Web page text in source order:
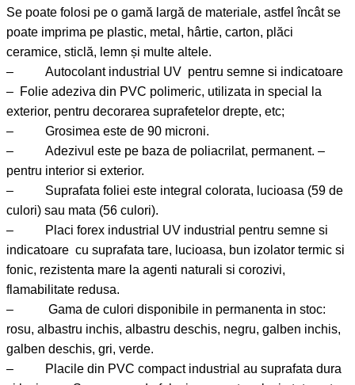
Se poate folosi pe o gamă largă de materiale, astfel încât se
poate imprima pe plastic, metal, hârtie, carton, plăci
ceramice, sticlă, lemn și multe altele.
– Autocolant industrial UV pentru semne si indicatoare
– Folie adeziva din PVC polimeric, utilizata in special la
exterior, pentru decorarea suprafetelor drepte, etc;
– Grosimea este de 90 microni.
– Adezivul este pe baza de poliacrilat, permanent. –
pentru interior si exterior.
– Suprafata foliei este integral colorata, lucioasa (59 de
culori) sau mata (56 culori).
– Placi forex industrial UV industrial pentru semne si
indicatoare cu suprafata tare, lucioasa, bun izolator termic si
fonic, rezistenta mare la agenti naturali si corozivi,
flamabilitate redusa.
– Gama de culori disponibile in permanenta in stoc:
rosu, albastru inchis, albastru deschis, negru, galben inchis,
galben deschis, gri, verde.
– Placile din PVC compact industrial au suprafata dura